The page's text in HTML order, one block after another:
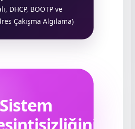
DHCP, BOOTP ve
Çakışma Algılama)
Sistem